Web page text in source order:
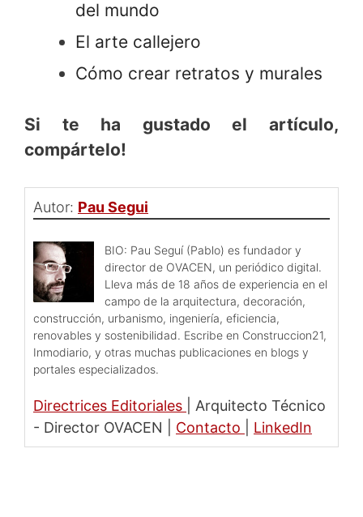
del mundo
El arte callejero
Cómo crear retratos y murales
Si te ha gustado el artículo,
compártelo!
Autor: Pau Segui
BIO: Pau Seguí (Pablo) es fundador y
director de OVACEN, un periódico digital.
Lleva más de 18 años de experiencia en el
campo de la arquitectura, decoración,
construcción, urbanismo, ingeniería, eficiencia,
renovables y sostenibilidad. Escribe en Construccion21,
Inmodiario, y otras muchas publicaciones en blogs y
portales especializados.
Directrices Editoriales
Arquitecto Técnico
- Director OVACEN
Contacto LinkedIn